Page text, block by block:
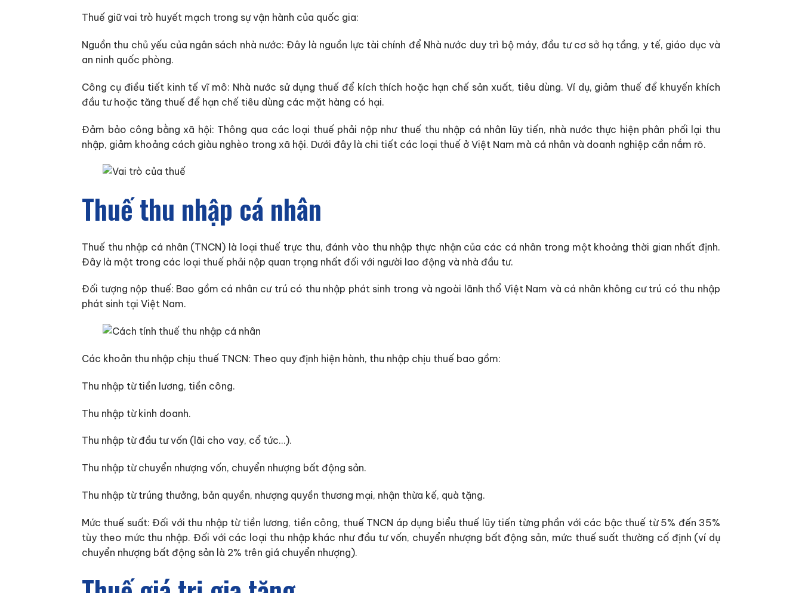
Thuế giữ vai trò huyết mạch trong sự vận hành của quốc gia:
Nguồn thu chủ yếu của ngân sách nhà nước: Đây là nguồn lực tài chính để Nhà nước duy trì bộ máy, đầu tư cơ sở hạ tầng, y tế, giáo dục và
an ninh quốc phòng.
Công cụ điều tiết kinh tế vĩ mô: Nhà nước sử dụng thuế để kích thích hoặc hạn chế sản xuất, tiêu dùng. Ví dụ, giảm thuế để khuyến khích
đầu tư hoặc tăng thuế để hạn chế tiêu dùng các mặt hàng có hại.
Đảm bảo công bằng xã hội: Thông qua các loại thuế phải nộp như thuế thu nhập cá nhân lũy tiến, nhà nước thực hiện phân phối lại thu
nhập, giảm khoảng cách giàu nghèo trong xã hội. Dưới đây là chi tiết các loại thuế ở Việt Nam mà cá nhân và doanh nghiệp cần nắm rõ.
Thuế thu nhập cá nhân
Thuế thu nhập cá nhân (TNCN) là loại thuế trực thu, đánh vào thu nhập thực nhận của các cá nhân trong một khoảng thời gian nhất định.
Đây là một trong các loại thuế phải nộp quan trọng nhất đối với người lao động và nhà đầu tư.
Đối tượng nộp thuế: Bao gồm cá nhân cư trú có thu nhập phát sinh trong và ngoài lãnh thổ Việt Nam và cá nhân không cư trú có thu nhập
phát sinh tại Việt Nam.
Các khoản thu nhập chịu thuế TNCN: Theo quy định hiện hành, thu nhập chịu thuế bao gồm:
Thu nhập từ tiền lương, tiền công.
Thu nhập từ kinh doanh.
Thu nhập từ đầu tư vốn (lãi cho vay, cổ tức…).
Thu nhập từ chuyển nhượng vốn, chuyển nhượng bất động sản.
Thu nhập từ trúng thưởng, bản quyền, nhượng quyền thương mại, nhận thừa kế, quà tặng.
Mức thuế suất: Đối với thu nhập từ tiền lương, tiền công, thuế TNCN áp dụng biểu thuế lũy tiến từng phần với các bậc thuế từ 5% đến 35%
tùy theo mức thu nhập. Đối với các loại thu nhập khác như đầu tư vốn, chuyển nhượng bất động sản, mức thuế suất thường cố định (ví dụ
chuyển nhượng bất động sản là 2% trên giá chuyển nhượng).